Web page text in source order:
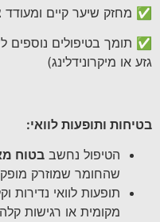
✅ מחזק שיער קיים
✅ תומך בטיפולים
גזע או מיקרונידלינג)
בטיחות ותופעות לוואי:
הטיפול נחשב בטוח
שהחומר שמוזרק
תופעות לוואי נדירות
מקומית או רגישות